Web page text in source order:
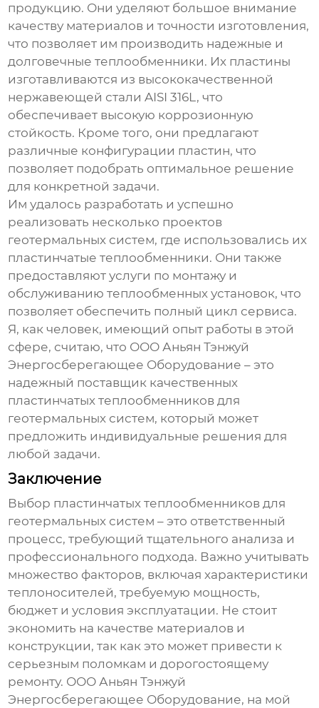
продукцию. Они уделяют большое внимание
качеству материалов и точности изготовления,
что позволяет им производить надежные и
долговечные теплообменники. Их пластины
изготавливаются из высококачественной
нержавеющей стали AISI 316L, что
обеспечивает высокую коррозионную
стойкость. Кроме того, они предлагают
различные конфигурации пластин, что
позволяет подобрать оптимальное решение
для конкретной задачи.
Им удалось разработать и успешно
реализовать несколько проектов
геотермальных систем, где использовались их
пластинчатые теплообменники. Они также
предоставляют услуги по монтажу и
обслуживанию теплообменных установок, что
позволяет обеспечить полный цикл сервиса.
Я, как человек, имеющий опыт работы в этой
сфере, считаю, что ООО Аньян Тэнжуй
Энергосберегающее Оборудование – это
надежный поставщик качественных
пластинчатых теплообменников для
геотермальных систем, который может
предложить индивидуальные решения для
любой задачи.
Заключение
Выбор пластинчатых теплообменников для
геотермальных систем – это ответственный
процесс, требующий тщательного анализа и
профессионального подхода. Важно учитывать
множество факторов, включая характеристики
теплоносителей, требуемую мощность,
бюджет и условия эксплуатации. Не стоит
экономить на качестве материалов и
конструкции, так как это может привести к
серьезным поломкам и дорогостоящему
ремонту. ООО Аньян Тэнжуй
Энергосберегающее Оборудование, на мой